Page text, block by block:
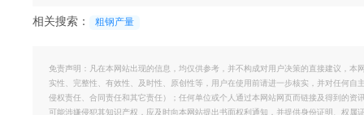
相关搜索： 粗钢产量
免责声明：凡在本网站出现的信息，均仅供参考，并不构成对用户决策的直接建议，
实性、完整性、有效性、及时性、原创性等，用户在使用前请进一步核实，并对任何
侵权责任、合同责任和其它责任）；任何单位或个人通过本网站网页而链接及得到的
可能涉嫌侵犯其知识产权，应及时向本网站提出书面权利通知，并提供身份证明、权